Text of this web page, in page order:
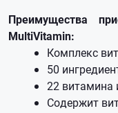
Преимущества
MultiVitamin:
Комплекс
50
22 витамина
Содержит